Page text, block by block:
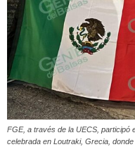
FGE, a través de la UECS, participó
celebrada en Loutraki, Grecia,